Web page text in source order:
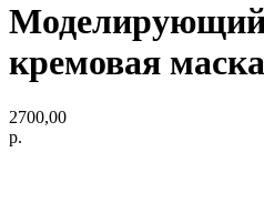
кремовая маска
2700,00
р.